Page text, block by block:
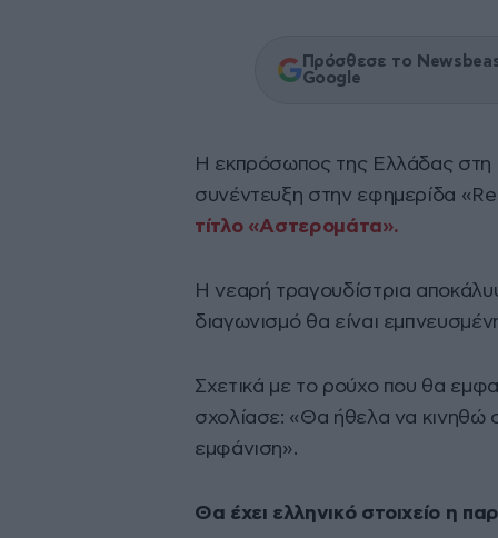
Πρόσθεσε το
Google
Η εκπρόσωπος της Ελλάδας στη
συνέντευξη στην εφημερίδα
τίτλο «Αστερομάτα».
Η νεαρή τραγουδίστρια
διαγωνισμό θα είναι
Σχετικά με το ρούχο που θα
σχολίασε: «Θα ήθελα να κινηθώ
εμφάνιση».
Θα έχει ελληνικό στοιχείο η